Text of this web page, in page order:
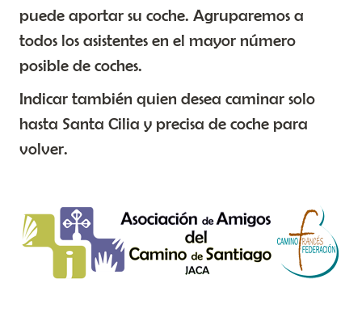
puede aportar su coche. Agruparemos a
todos los asistentes en el mayor número
posible de coches.
Indicar también quien desea caminar solo
hasta Santa Cilia y precisa de coche para
volver.